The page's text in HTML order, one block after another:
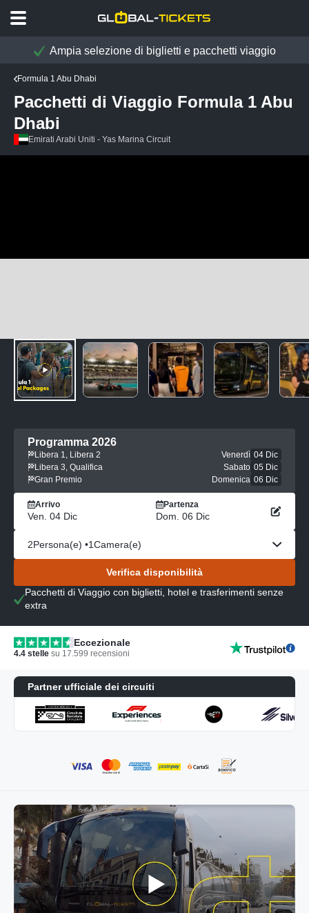
Ampia selezione di biglietti e pacchetti viaggio
Formula 1 Abu Dhabi
Pacchetti di Viaggio Formula 1 Abu
Dhabi
Emirati Arabi Uniti - Yas Marina Circuit
Programma 2026
Libera 1, Libera 2 Venerdì 04 Dic
Libera 3, Qualifica
Sabato 05 Dic
Gran Premio
Domenica 06 Dic
Arrivo
Ven. 04 Dic
Partenza
Dom. 06 Dic
2Persona(e) •1Camera(e)
Verifica disponibilità
Pacchetti di Viaggio con biglietti, hotel e trasferimenti senze
extra
Eccezionale
4.4 stelle su 17.599 recensioni
Partner ufficiale dei circuiti